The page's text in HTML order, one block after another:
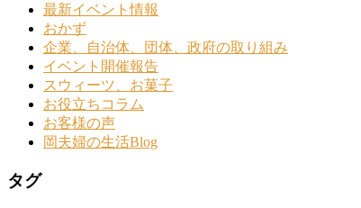
最新イベント情報
おかず
企業、自治体、団体、政府の取り組み
イベント開催報告
スウィーツ、お菓子
お役立ちコラム
お客様の声
岡夫婦の生活Blog
タグ